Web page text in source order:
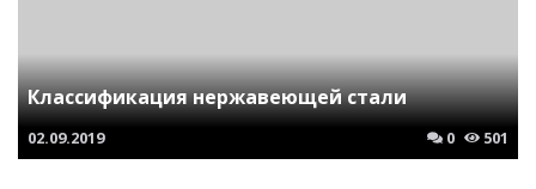
Классификация нержавеющей стали
02.09.2019 0 501